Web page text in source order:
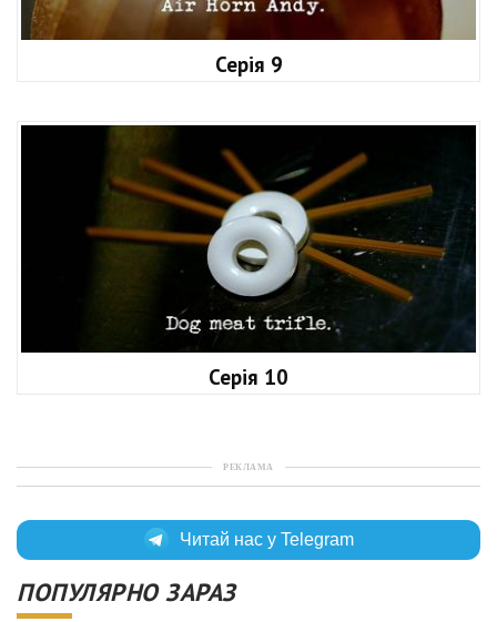
Серія 9
Серія 10
РЕКЛАМА
Читай нас у Telegram
ПОПУЛЯРНО ЗАРАЗ